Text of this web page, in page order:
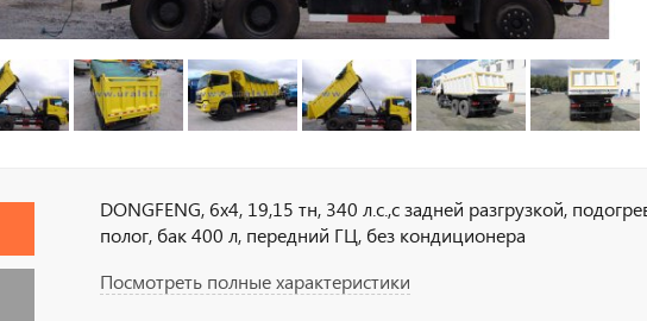
DONGFENG, 6х4, 19,15 тн, 340 л.с.,с задней разгрузкой,
полог, бак 400 л, передний ГЦ, без кондиционера
Посмотреть полные характеристики